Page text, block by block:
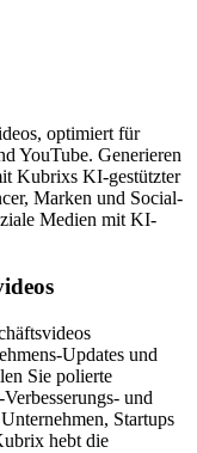
optimiert für
YouTube. Generieren
Kubrixs KI-gestützter
Marken und Social-
Medien mit KI-
Updates und
Sie polierte
und
Startups
hebt die